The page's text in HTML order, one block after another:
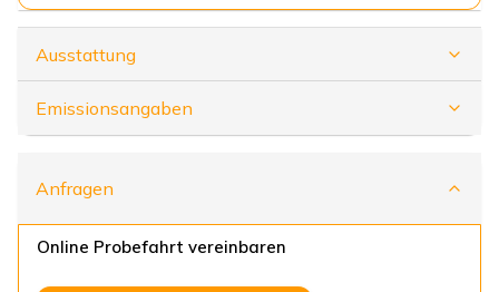
Ausstattung
Emissionsangaben
Anfragen
Online Probefahrt vereinbaren